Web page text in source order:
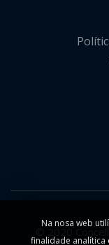
© 2020
Na nosa web
finalidade analítica